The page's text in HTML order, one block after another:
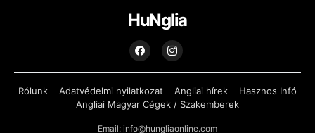
HuNglia
Rólunk Adatvédelmi nyilatkozat Angliai hírek
Hasznos Infó
Angliai Magyar Cégek / Szakemberek
Email: info@hungliaonline.com